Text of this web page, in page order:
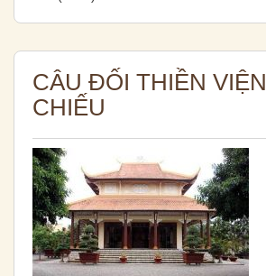
CÂU ĐỐI THIỀN
CHIẾU